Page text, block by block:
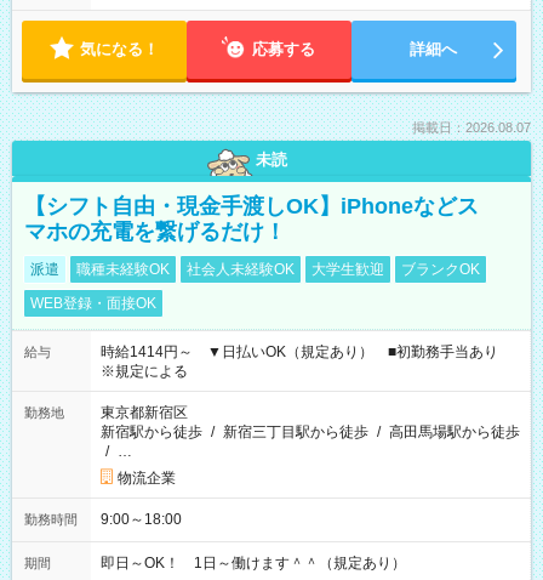
気になる！ 応募する 詳細へ
掲載日：2026.08.07
未読
【シフト自由・現金手渡しOK】iPhoneなどス
マホの充電を繋げるだけ！
派遣 職種未経験OK 社会人未経験OK 大学生歓迎
ブランクOK
WEB登録・面接OK
給与
時給1414円～ ▼日払いOK（規定あり） ■初勤務手当あり
※規定による
勤務地
東京都新宿区
新宿駅から徒歩 / 新宿三丁目駅から徒歩 / 高田馬場駅から徒歩
/ …
物流企業
勤務時間 9:00～18:00
期間 即日～OK！ 1日～働けます＾＾（規定あり）